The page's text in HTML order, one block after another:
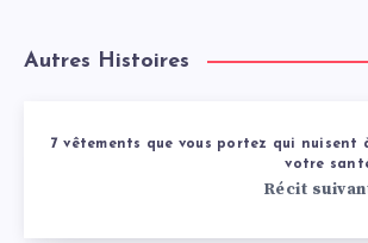
Autres Histoires
7 vêtements que vous portez qui nuisent
votre
Récit